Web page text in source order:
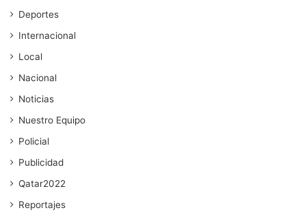
Deportes
Internacional
Local
Nacional
Noticias
Nuestro Equipo
Policial
Publicidad
Qatar2022
Reportajes